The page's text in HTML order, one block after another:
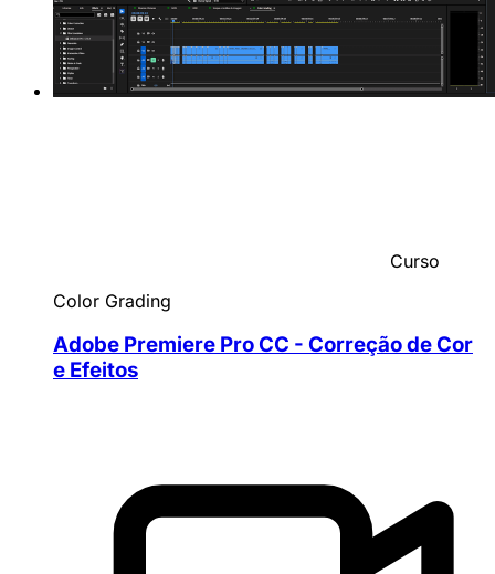
Curso
Color Grading
Adobe Premiere Pro CC - Correção de Cor
e Efeitos